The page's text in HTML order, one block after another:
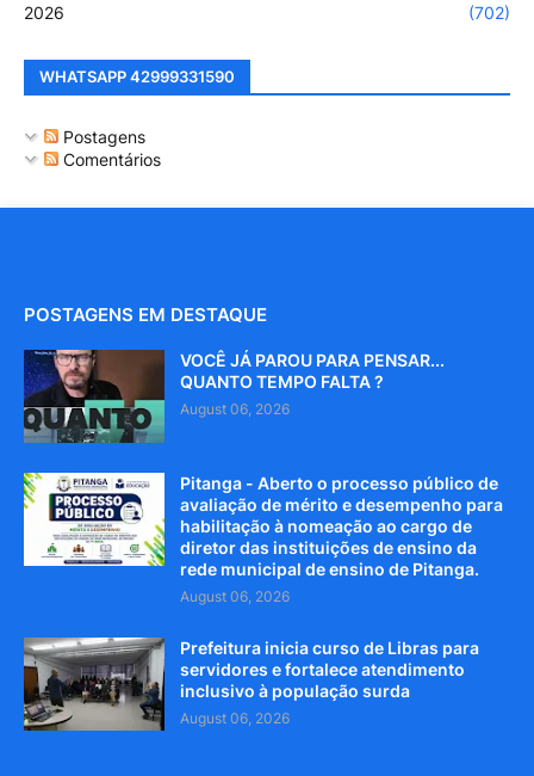
2026 (702)
WHATSAPP 42999331590
Postagens
Comentários
POSTAGENS EM DESTAQUE
VOCÊ JÁ PAROU PARA PENSAR...
QUANTO TEMPO FALTA ?
August 06, 2026
Pitanga - Aberto o processo público de
avaliação de mérito e desempenho para
habilitação à nomeação ao cargo de
diretor das instituições de ensino da
rede municipal de ensino de Pitanga.
August 06, 2026
Prefeitura inicia curso de Libras para
servidores e fortalece atendimento
inclusivo à população surda
August 06, 2026